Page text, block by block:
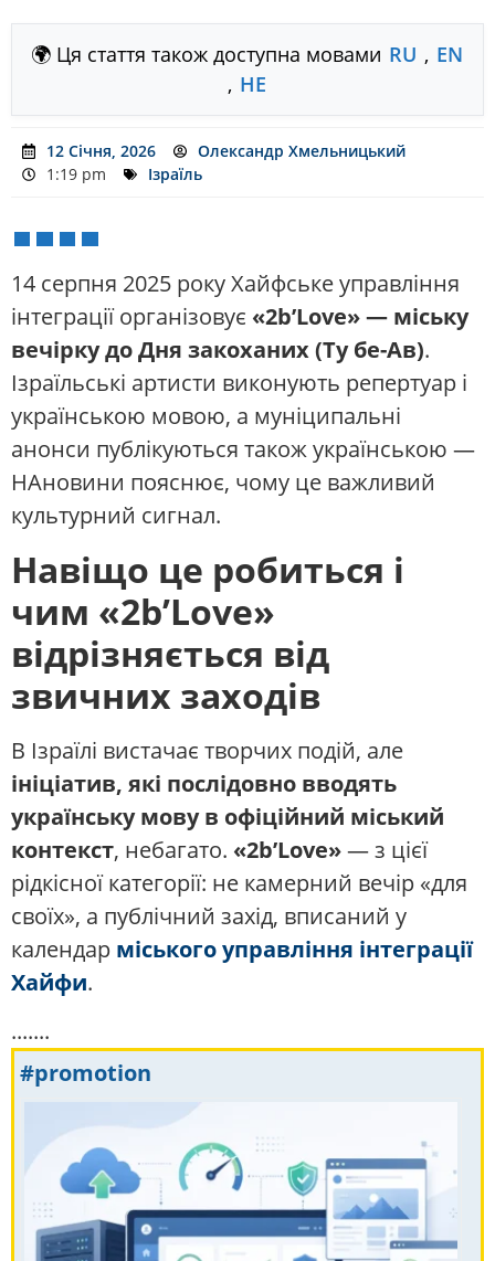
🌍 Ця стаття також доступна мовами RU , EN
, HE
12 Січня, 2026
Олександр Хмельницький
1:19 pm
Ізраїль
14 серпня 2025 року Хайфське управління
інтеграції організовує «2b’Love» — міську
вечірку до Дня закоханих (Ту бе-Ав).
Ізраїльські артисти виконують репертуар і
українською мовою, а муніципальні
анонси публікуються також українською —
НАновини пояснює, чому це важливий
культурний сигнал.
Навіщо це робиться і
чим «2b’Love»
відрізняється від
звичних заходів
В Ізраїлі вистачає творчих подій, але
ініціатив, які послідовно вводять
українську мову в офіційний міський
контекст, небагато. «2b’Love»— з цієї
рідкісної категорії: не камерний вечір «для
своїх», а публічний захід, вписаний у
календар міського управління інтеграції
Хайфи.
.......
#promotion